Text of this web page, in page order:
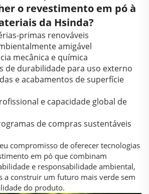
o revestimento em pó à
da Hsinda?
primas renováveis
amigável
mecânica e química
de durabilidade para uso externo
e acabamentos de superfície
e capacidade global de
de compras sustentáveis
compromisso de oferecer tecnologias
em pó que combinam
e responsabilidade ambiental,
a construir um futuro mais verde sem
do produto.